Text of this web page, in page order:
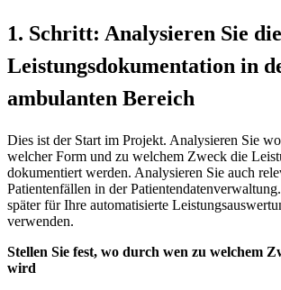
1. Schritt: Analysieren Sie
Leistungsdokumentation in
ambulanten Bereich
Dies ist der Start im Projekt. Analysieren Sie
welcher Form und zu welchem Zweck die
dokumentiert werden. Analysieren Sie auch
Patientenfällen in der
später für Ihre automatisierte
verwenden.
Stellen Sie fest, wo durch wen zu welchem
wird